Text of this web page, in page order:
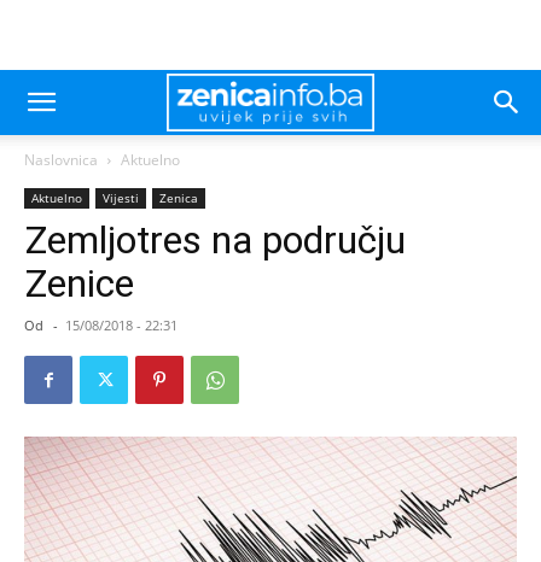
Naslovnica Aktuelno
Aktuelno Vijesti Zenica
Zemljotres na području
Zenice
Od - 15/08/2018 - 22:31